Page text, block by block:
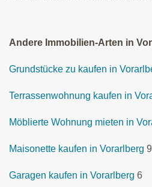
Andere Immobilien-Arten in
Grundstücke zu kaufen in
Terrassenwohnung kaufen in
Möblierte Wohnung mieten in
Maisonette kaufen in Vorarlberg
Garagen kaufen in Vorarlberg 6